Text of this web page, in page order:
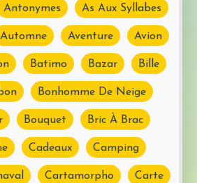
Antonymes As Aux Syllabes
Automne Aventure Avion
Batimo Bazar Bille
Bonhomme De Neige
Bouquet Bric À Brac
Cadeaux Camping
Cartamorpho Carte